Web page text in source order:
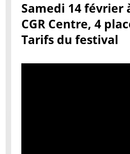
Samedi 14 février
CGR Centre, 4
Tarifs du festival